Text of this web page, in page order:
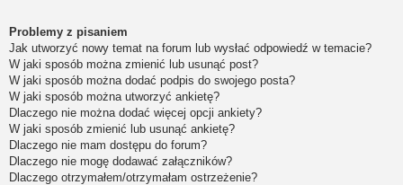
Problemy z pisaniem
Jak utworzyć nowy temat na forum lub wysłać odpowiedź w temacie?
W jaki sposób można zmienić lub usunąć post?
W jaki sposób można dodać podpis do swojego posta?
W jaki sposób można utworzyć ankietę?
Dlaczego nie można dodać więcej opcji ankiety?
W jaki sposób zmienić lub usunąć ankietę?
Dlaczego nie mam dostępu do forum?
Dlaczego nie mogę dodawać załączników?
Dlaczego otrzymałem/otrzymałam ostrzeżenie?